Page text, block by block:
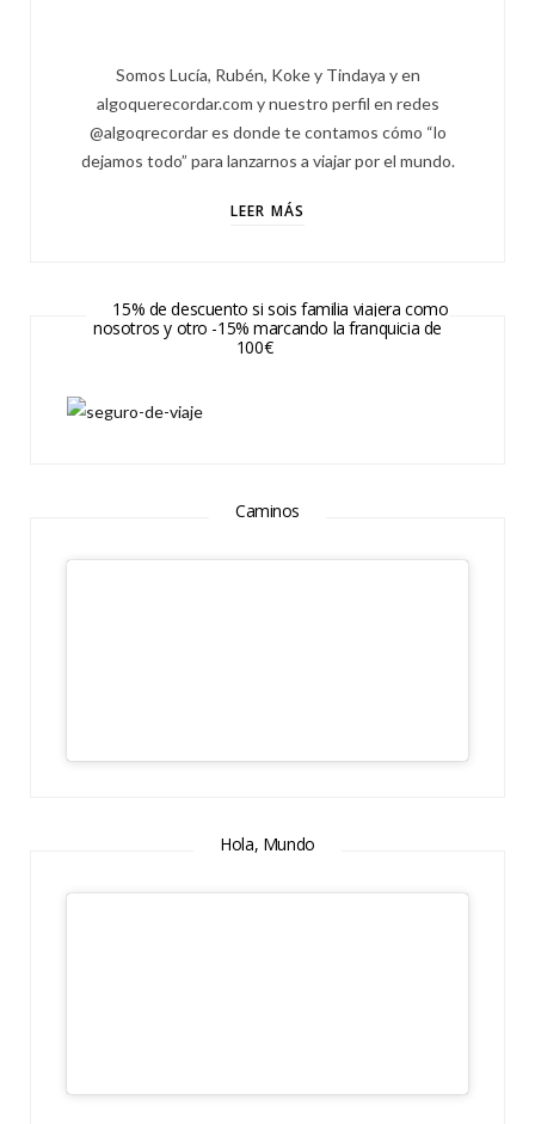
Somos Lucía, Rubén, Koke y Tindaya y en
algoquerecordar.com y nuestro perfil en redes
@algoqrecordar es donde te contamos cómo “lo
dejamos todo” para lanzarnos a viajar por el mundo.
LEER MÁS
15% de descuento si sois familia viajera como
nosotros y otro -15% marcando la franquicia de
100€
Caminos
Hola, Mundo